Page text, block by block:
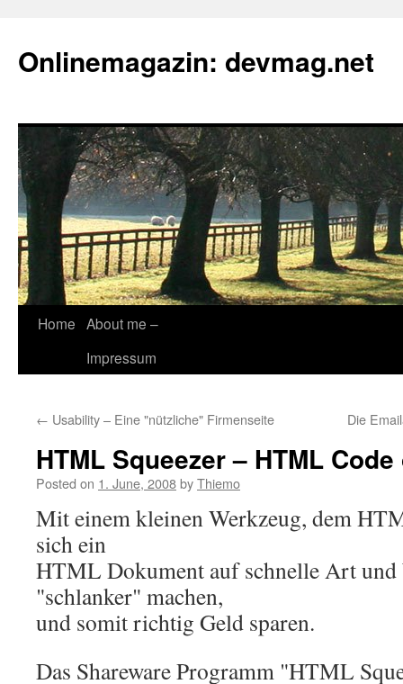
Onlinemagazin: devmag.net
Skip
Home About me –
Impressum
← Usability – Eine "nützliche" Firmenseite Die
HTML Squeezer – HTML
Posted on 1. June, 2008byThiemo
Mit einem kleinen Werkzeug, dem
sich ein
HTML Dokument auf schnelle Art und
"schlanker" machen,
und somit richtig Geld sparen.
Das Shareware Programm "HTML